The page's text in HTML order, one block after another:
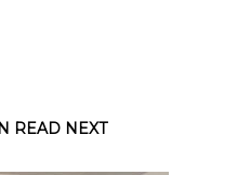
READ NEXT